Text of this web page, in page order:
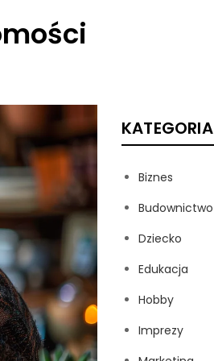
KATEGORIA
Biznes
Budownictwo
Dziecko
Edukacja
Hobby
Imprezy